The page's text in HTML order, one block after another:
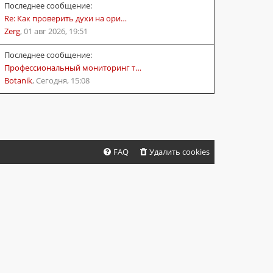
Последнее сообщение:
Re: Как проверить духи на ори…
Zerg, 01 авг 2026, 19:51
Последнее сообщение:
Профессиональный мониторинг т…
Botanik, Сегодня, 15:08
Удалить cookies
FAQ